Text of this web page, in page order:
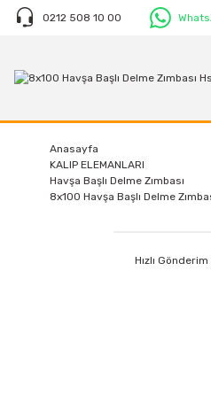
0212 508 10 00
Anasayfa
KALIP ELEMANLARI
Havşa Başlı Delme Zımbası
8x100 Havşa Başlı Delme
Hızlı Gönderim